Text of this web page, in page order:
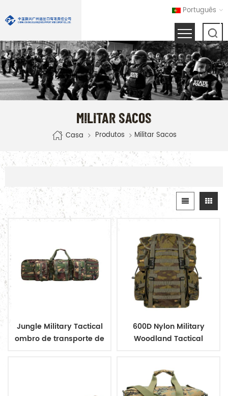
Português
MILITAR SACOS
Casa Produtos Militar Sacos
Jungle Military Tactical
ombro de transporte de
600D Nylon Military
Woodland Tactical